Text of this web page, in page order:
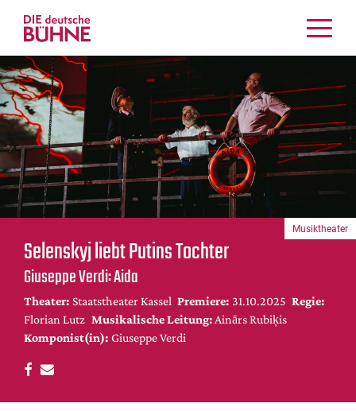
Kritiken
Schauspiel
Musiktheater
Tanz
Crossover
Bühnenwelt
Festivals & Veranstaltungen
Menschen & Theater
Themen
Internationales
Nachrufe
Medientipps
DdB-map
Kalender
Selenskyj liebt Putins Tochter
Giuseppe Verdi: Aida
Theater: Staatstheater Kassel Premiere: 31.10.2025 Regie:
Florian Lutz Musikalische Leitung: Ainārs Rubiķis
Komponist(in): Giuseppe Verdi
Musiktheater